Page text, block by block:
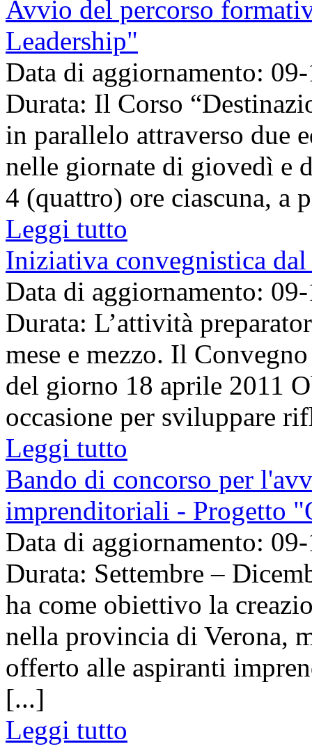
Avvio del percorso
Leadership"
Data di aggiornamento:
Durata: Il Corso
in parallelo attraverso due
nelle giornate di giovedì e
4 (quattro) ore ciascuna, a
Leggi tutto
Iniziativa convegnistica
Data di aggiornamento:
Durata: L’attività
mese e mezzo. Il
del giorno 18 aprile 2011
occasione per sviluppare
Leggi tutto
Bando di concorso per
imprenditoriali - Progetto
Data di aggiornamento:
Durata: Settembre –
ha come obiettivo la
nella provincia di Verona,
offerto alle aspiranti
[...]
Leggi tutto